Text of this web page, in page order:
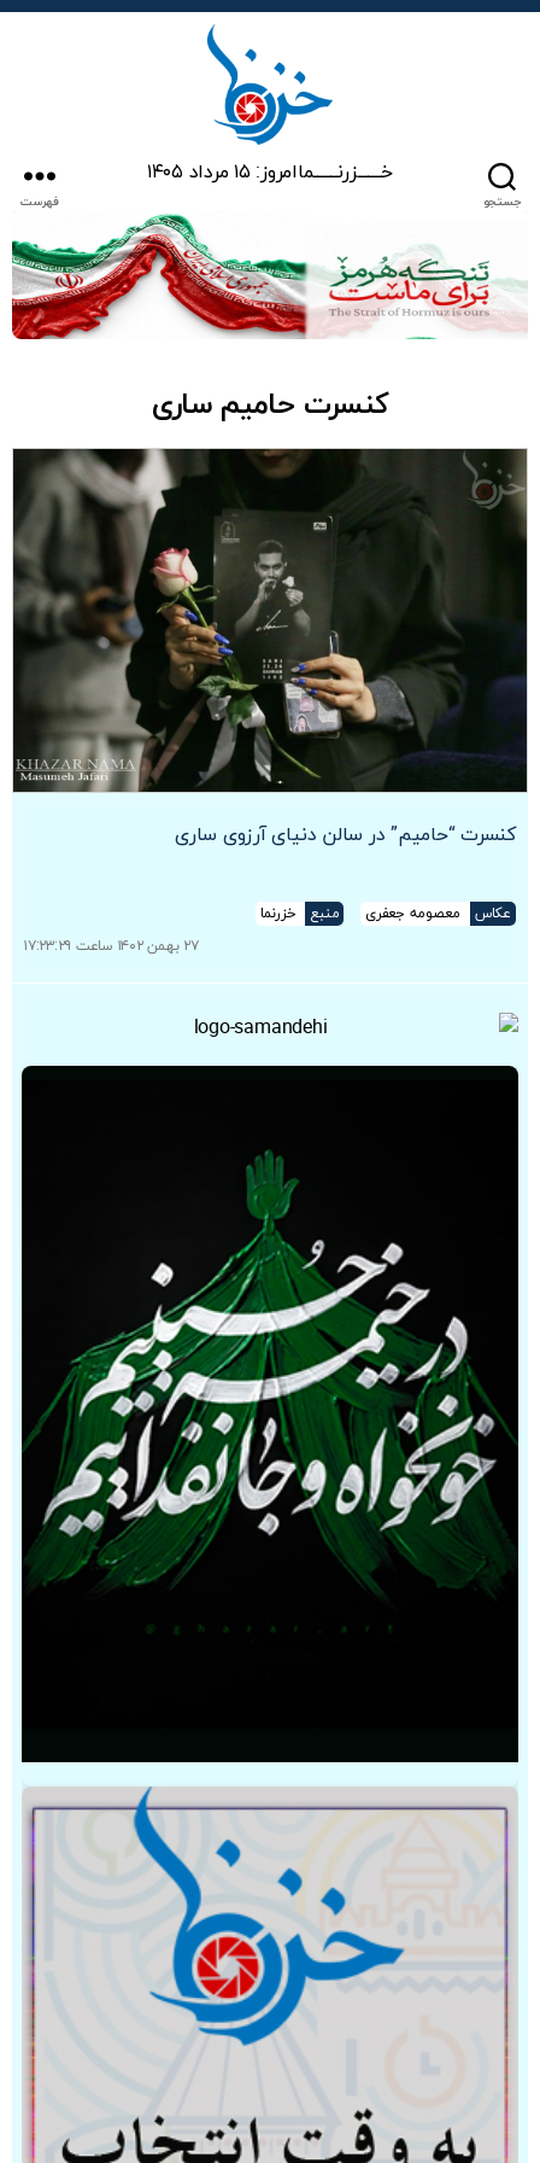
جستجو
خـــــــزرنـــــــماامروز: ۱۵ مرداد ۱۴۰۵
فهرست
کنسرت حامیم ساری
کنسرت “حامیم” در سالن دنیای آرزوی ساری
عکاس معصومه جعفری منبع
خزرنما
۲۷ بهمن ۱۴۰۲ ساعت ۱۷:۲۳:۲۹